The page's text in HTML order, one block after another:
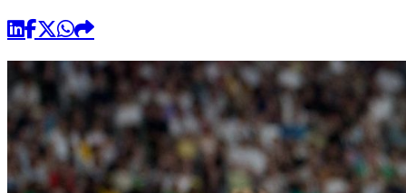
Universidad de Chile
Sustentabilidad